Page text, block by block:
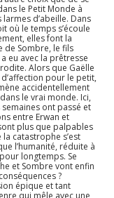
le Petit Monde à
larmes d’abeille. Dans
où le temps s’écoule
elles font la
de Sombre, le fils
a eu avec la prêtresse
Alors que Gaëlle
pour le petit,
accidentellement
le vrai monde. Ici,
ont passé et
entre Erwan et
plus que palpables
catastrophe s’est
l’humanité, réduite à
longtemps. Se
et Sombre vont enfin
?
épique et tant
qui mêle avec une